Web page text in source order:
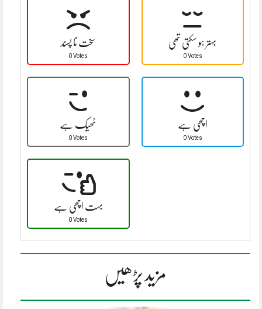
سخت نا پسند
0 Votes
بہتر ہو سکتی تھی
0 Votes
ٹھیک ہے
0 Votes
اچھی ہے
0 Votes
بہت اچھی ہے
0 Votes
مزید پڑھیں